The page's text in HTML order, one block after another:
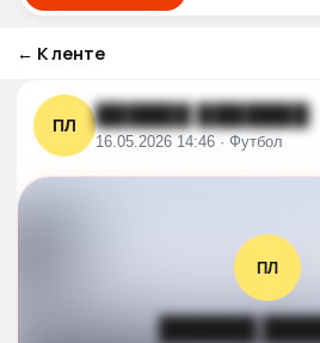
← К ленте
ПЛ ██████ ███████
16.05.2026 14:46 · Футбол
ПЛ
██████